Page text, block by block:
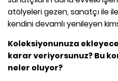
atölyeleri gezen, sanatçı ile
kendini devamlı yenileyen
Koleksiyonunuza
karar veriyorsunuz? Bu
neler oluyor?